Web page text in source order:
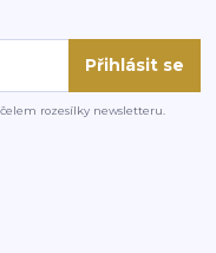
Přihlásit se
rozesílky newsletteru.